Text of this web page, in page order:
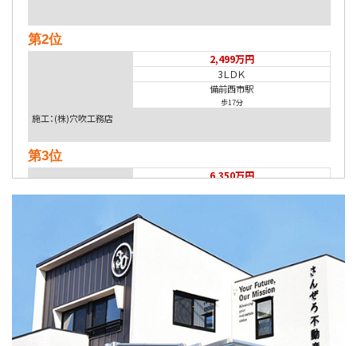
第2位
2,499万円
3ＬＤＫ
備前西市駅
歩17分
施工：(株)穴吹工務店
第3位
6,350万円
第4位
1,319万円
3ＬＤＫ
横尾駅